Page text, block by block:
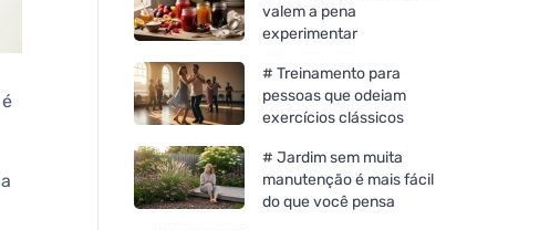
valem a pena
experimentar
# Treinamento para
pessoas que odeiam
exercícios clássicos
# Jardim sem muita
manutenção é mais fácil
do que você pensa